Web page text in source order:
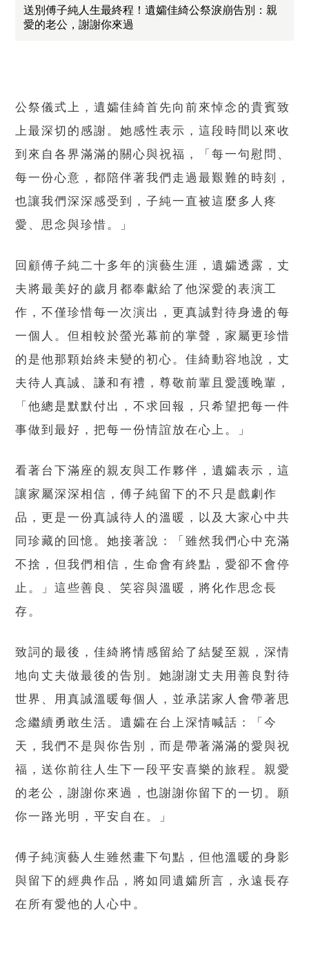
送別傅子純人生最終程！遺孀佳綺公祭淚崩告別：親
愛的老公，謝謝你來過
公祭儀式上，遺孀佳綺首先向前來悼念的貴賓致
上最深切的感謝。她感性表示，這段時間以來收
到來自各界滿滿的關心與祝福，「每一句慰問、
每一份心意，都陪伴著我們走過最艱難的時刻，
也讓我們深深感受到，子純一直被這麼多人疼
愛、思念與珍惜。」
回顧傅子純二十多年的演藝生涯，遺孀透露，丈
夫將最美好的歲月都奉獻給了他深愛的表演工
作，不僅珍惜每一次演出，更真誠對待身邊的每
一個人。但相較於螢光幕前的掌聲，家屬更珍惜
的是他那顆始終未變的初心。佳綺動容地說，丈
夫待人真誠、謙和有禮，尊敬前輩且愛護晚輩，
「他總是默默付出，不求回報，只希望把每一件
事做到最好，把每一份情誼放在心上。」
看著台下滿座的親友與工作夥伴，遺孀表示，這
讓家屬深深相信，傅子純留下的不只是戲劇作
品，更是一份真誠待人的溫暖，以及大家心中共
同珍藏的回憶。她接著說：「雖然我們心中充滿
不捨，但我們相信，生命會有終點，愛卻不會停
止。」這些善良、笑容與溫暖，將化作思念長
存。
致詞的最後，佳綺將情感留給了結髮至親，深情
地向丈夫做最後的告別。她謝謝丈夫用善良對待
世界、用真誠溫暖每個人，並承諾家人會帶著思
念繼續勇敢生活。遺孀在台上深情喊話：「今
天，我們不是與你告別，而是帶著滿滿的愛與祝
福，送你前往人生下一段平安喜樂的旅程。親愛
的老公，謝謝你來過，也謝謝你留下的一切。願
你一路光明，平安自在。」
傅子純演藝人生雖然畫下句點，但他溫暖的身影
與留下的經典作品，將如同遺孀所言，永遠長存
在所有愛他的人心中。